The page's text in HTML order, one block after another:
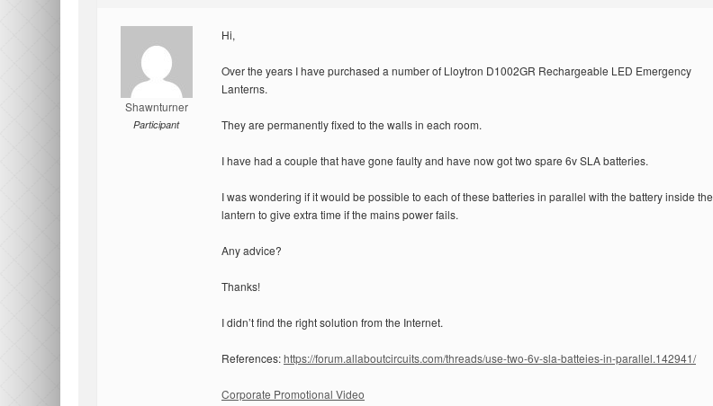
Shawnturner
Participant
Hi,
Over the years I have purchased a number of Lloytron D1002GR Rechargeable LED Emergency
Lanterns.
They are permanently fixed to the walls in each room.
I have had a couple that have gone faulty and have now got two spare 6v SLA batteries.
I was wondering if it would be possible to each of these batteries in parallel with the battery inside the
lantern to give extra time if the mains power fails.
Any advice?
Thanks!
I didn’t find the right solution from the Internet.
References:https://forum.allaboutcircuits.com/threads/use-two-6v-sla-batteies-in-parallel.142941/
Corporate Promotional Video